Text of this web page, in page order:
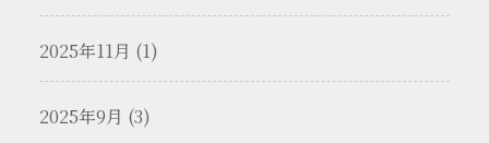
2025年11月 (1)
2025年9月 (3)